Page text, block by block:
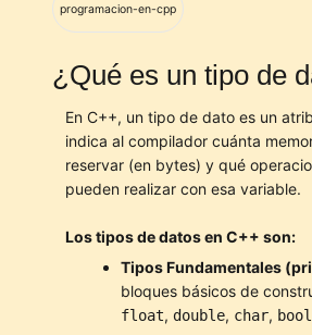
programacion-en-cpp
¿Qué es un tipo de
En C++, un tipo de dato es un
indica al compilador cuánta
reservar (en bytes) y qué
pueden realizar con esa variable.
Los tipos de datos en C++ son:
Tipos Fundamentales
bloques básicos de
float, double, char, bool